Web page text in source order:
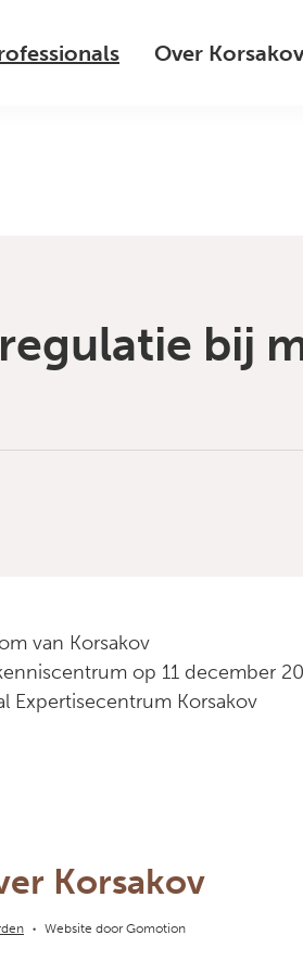
Over Korsakov
bij
van Korsakov
op 11 december
Expertisecentrum Korsakov
Korsakov
Website door Gomotion